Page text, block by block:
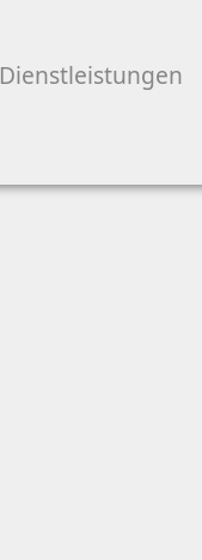
Dienstleistungen